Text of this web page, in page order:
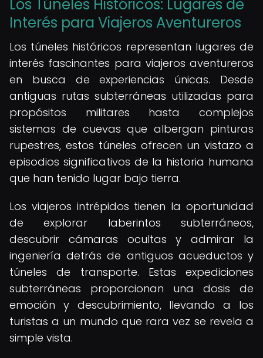
Los Túneles Históricos: Lugares de
Interés para Viajeros Aventureros
Los túneles históricos representan lugares de
interés fascinantes para viajeros aventureros
en busca de experiencias únicas. Desde
antiguas rutas subterráneas utilizadas para
propósitos militares hasta complejos
sistemas de cuevas que albergan pinturas
rupestres, estos túneles ofrecen un vistazo a
episodios significativos de la historia humana
que han tenido lugar bajo tierra.
Los viajeros intrépidos tienen la oportunidad
de explorar laberintos subterráneos,
descubrir cámaras ocultas y admirar la
ingeniería detrás de antiguos acueductos y
túneles de transporte. Estas expediciones
subterráneas proporcionan una dosis de
emoción y descubrimiento, llevando a los
turistas a un mundo que rara vez se revela a
simple vista.